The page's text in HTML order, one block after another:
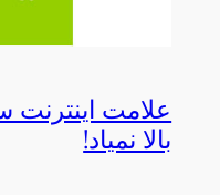
علامت اینترنت
بالا نمیاد!